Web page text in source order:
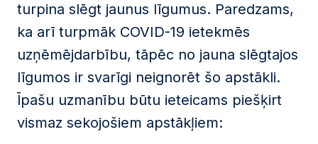
turpina slēgt jaunus līgumus. Paredzams,
ka arī turpmāk COVID-19 ietekmēs
uzņēmējdarbību, tāpēc no jauna slēgtajos
līgumos ir svarīgi neignorēt šo apstākli.
Īpašu uzmanību būtu ieteicams piešķirt
vismaz sekojošiem apstākļiem: